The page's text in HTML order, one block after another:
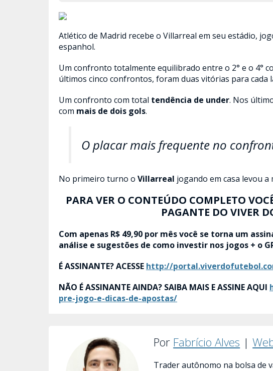
Atlético de Madrid recebe o Villarreal em seu estádio,
espanhol.
Um confronto totalmente equilibrado entre o 2° e o 4°
últimos cinco confrontos, foram duas vitórias para cada
Um confronto com total tendência de under. Nos
com mais de dois gols.
O placar mais frequente no
No primeiro turno o Villarreal jogando em casa levou
PARA VER O CONTEÚDO COMPLETO
PAGANTE DO VIVER
Com apenas R$ 49,90 por mês você se torna um
análise e sugestões de como investir nos jogos + o
É ASSINANTE? ACESSE http://
NÃO É ASSINANTE AINDA? SAIBA MAIS E ASSINE AQUI
pre-jogo-e-dicas-de-apostas/
Por Fabrício Alves |
Trader autônomo na bolsa de